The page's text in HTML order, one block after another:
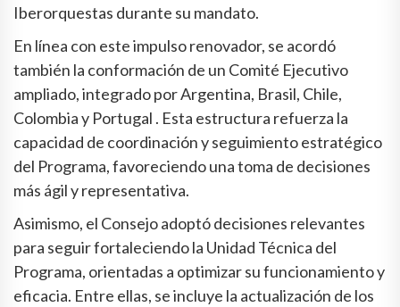
Iberorquestas durante su mandato.
En línea con este impulso renovador, se acordó
también la conformación de un Comité Ejecutivo
ampliado, integrado por Argentina, Brasil, Chile,
Colombia y Portugal . Esta estructura refuerza la
capacidad de coordinación y seguimiento estratégico
del Programa, favoreciendo una toma de decisiones
más ágil y representativa.
Asimismo, el Consejo adoptó decisiones relevantes
para seguir fortaleciendo la Unidad Técnica del
Programa, orientadas a optimizar su funcionamiento y
eficacia. Entre ellas, se incluye la actualización de los